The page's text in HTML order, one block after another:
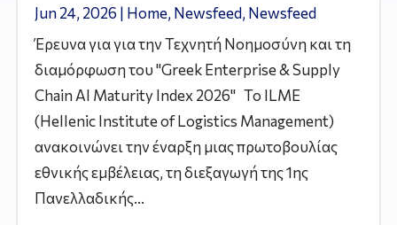
Jun 24, 2026 | Home, Newsfeed, Newsfeed
Έρευνα για για την Τεχνητή Νοημοσύνη και τη
διαμόρφωση του "Greek Enterprise & Supply
Chain AI Maturity Index 2026" Το ILME
(Hellenic Institute of Logistics Management)
ανακοινώνει την έναρξη μιας πρωτοβουλίας
εθνικής εμβέλειας, τη διεξαγωγή της 1ης
Πανελλαδικής...